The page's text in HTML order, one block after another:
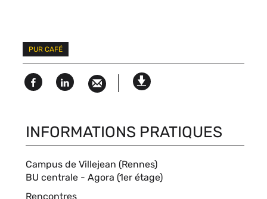
Mots
clés
PUR CAFÉ
FacebookLinked
INFORMATIONS PRATIQUES
Campus de Villejean (Rennes)
Compléments
de
BU centrale - Agora (1er étage)
Type
Rencontres